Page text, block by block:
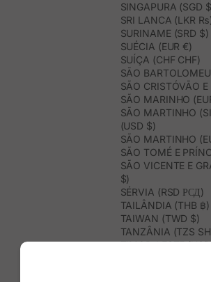
SINGAPURA (SGD
SRI LANCA (LKR
SURINAME (SRD $)
SUÉCIA (EUR €)
SUÍÇA (CHF CHF)
SÃO
SÃO CRISTÓVÃO
SÃO MARINHO
SÃO MARTINHO
(USD $)
SÃO MARTINHO
SÃO TOMÉ E
SÃO VICENTE E
$)
SÉRVIA (RSD РСД)
TAILÂNDIA (THB ฿)
TAIWAN (TWD $)
TANZÂNIA (TZS
TIMOR-LESTE